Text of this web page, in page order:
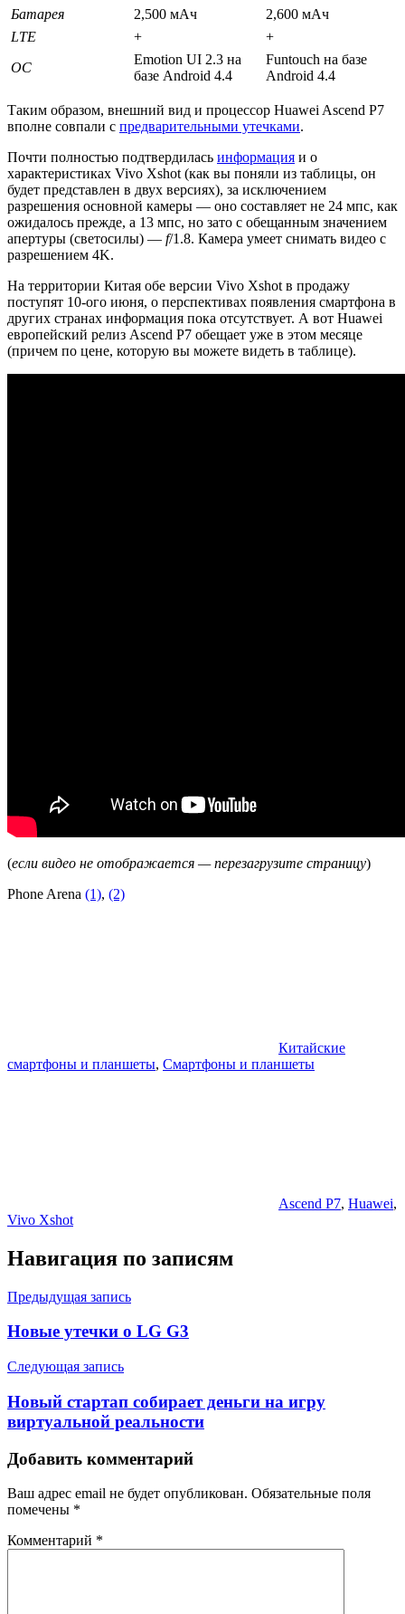
Батарея 2,500 мАч
2,600 мАч
LTE
+
+
ОС
Emotion UI 2.3 на
базе Android 4.4
Funtouch на базе
Android 4.4
Таким образом, внешний вид и процессор Huawei Ascend P7
вполне совпали с предварительными утечками.
Почти полностью подтвердилась информация и о
характеристиках Vivo Xshot (как вы поняли из таблицы, он
будет представлен в двух версиях), за исключением
разрешения основной камеры — оно составляет не 24 мпс, как
ожидалось прежде, а 13 мпс, но зато с обещанным значением
апертуры (светосилы) — f/1.8. Камера умеет снимать видео с
разрешением 4K.
На территории Китая обе версии Vivo Xshot в продажу
поступят 10-ого июня, о перспективах появления смартфона в
других странах информация пока отсутствует. А вот Huawei
европейский релиз Ascend P7 обещает уже в этом месяце
(причем по цене, которую вы можете видеть в таблице).
(если видео не отображается — перезагрузите страницу)
Phone Arena (1), (2)
Китайские
смартфоны и планшеты, Смартфоны и планшеты
Ascend P7, Huawei,
Vivo Xshot
Навигация по записям
Предыдущая запись
Новые утечки о LG G3
Следующая запись
Новый стартап собирает деньги на игру
виртуальной реальности
Добавить комментарий
Ваш адрес email не будет опубликован. Обязательные поля
помечены *
Комментарий *